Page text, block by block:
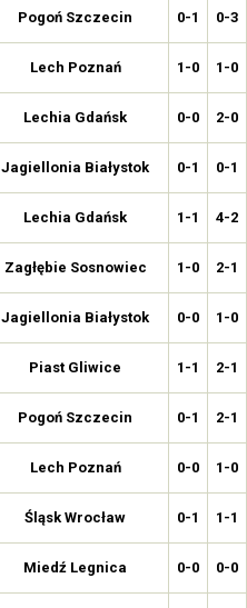
Pogoń Szczecin 0-1 0-3
Lech Poznań 1-0 1-0
Lechia Gdańsk 0-0 2-0
Jagiellonia Białystok 0-1 0-1
Lechia Gdańsk 1-1 4-2
Zagłębie Sosnowiec 1-0 2-1
Jagiellonia Białystok 0-0 1-0
Piast Gliwice 1-1 2-1
Pogoń Szczecin 0-1 2-1
Lech Poznań 0-0 1-0
Śląsk Wrocław 0-1 1-1
Miedź Legnica 0-0 0-0